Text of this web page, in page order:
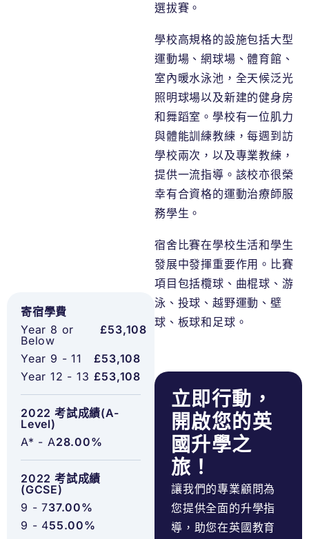
寄宿學費
Year 8 or
Below
£53,108
Year 9 - 11
£53,108
Year 12 - 13 £53,108
2022 考試成績(A-
Level)
A* - A28.00%
2022 考試成績
(GCSE)
9 - 737.00%
9 - 455.00%
選拔賽。
學校高規格的設施包括大型
運動場、網球場、體育館、
室內暖水泳池，全天候泛光
照明球場以及新建的健身房
和舞蹈室。學校有一位肌力
與體能訓練教練，每週到訪
學校兩次，以及專業教練，
提供一流指導。該校亦很榮
幸有合資格的運動治療師服
務學生。
宿舍比賽在學校生活和學生
發展中發揮重要作用。比賽
項目包括欖球、曲棍球、游
泳、投球、越野運動、壁
球、板球和足球。
立即行動，
開啟您的英
國升學之
旅！
讓我們的專業顧問為
您提供全面的升學指
導，助您在英國教育